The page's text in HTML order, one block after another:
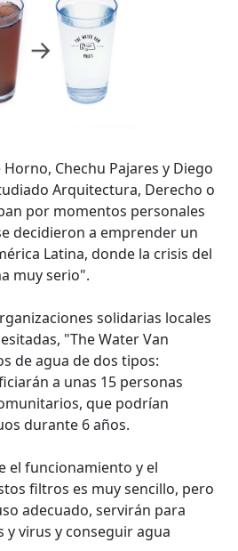
Horno, Chechu Pajares y Diego
Arquitectura, Derecho o
por momentos personales
decidieron a emprender un
Latina, donde la crisis del
muy serio".
solidarias locales
"The Water Van
de agua de dos tipos:
a unas 15 personas
que podrían
durante 6 años.
el funcionamiento y el
filtros es muy sencillo, pero
adecuado, servirán para
y virus y conseguir agua